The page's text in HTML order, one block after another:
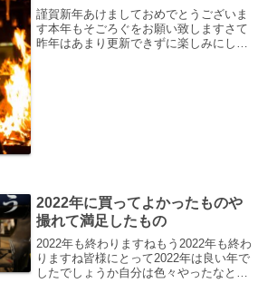
謹賀新年あけましておめでとうございま
す本年もそごろぐをお願い致しますさて
昨年はあまり更新できずに楽しみにして
2022年に買ってよかったものや
撮れて満足したもの
2022年も終わりますねもう2022年も終わ
りますね皆様にとって2022年は良い年で
したでしょうか自分は色々やったなとい